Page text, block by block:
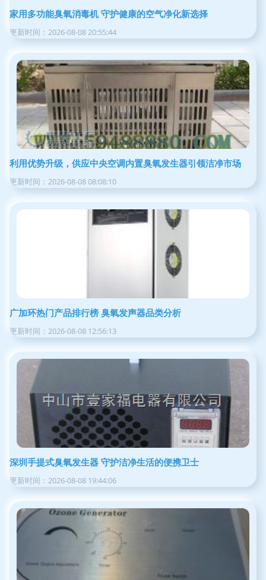
家用多功能臭氧消毒机 守护健康的空气净化新选择
更新时间：2026-08-08 20:55:44
利用优势升级，供应中央空调内置臭氧发生器引领洁净市场
更新时间：2026-08-08 08:08:10
广加环热门产品排行榜 臭氧发声器品类分析
更新时间：2026-08-08 12:56:13
深圳手提式臭氧发生器 守护洁净生活的便携卫士
更新时间：2026-08-08 19:44:06